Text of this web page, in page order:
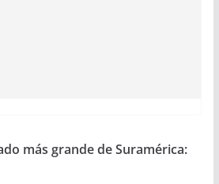
más grande de Suramérica: